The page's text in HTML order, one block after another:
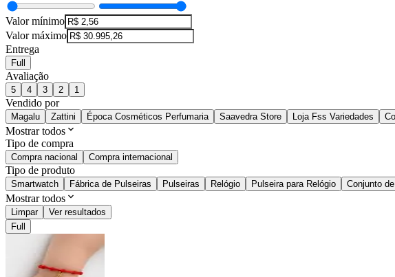
Valor mínimo
Valor máximo
Entrega
Full
Avaliação
5 4 3 2 1
Vendido por
Magalu Zattini Época Cosméticos Perfumaria Saavedra Store Loja Fss Variedades
Mostrar todos
Tipo de compra
Compra nacional Compra internacional
Tipo de produto
Smartwatch Fábrica de Pulseiras Pulseiras Relógio Pulseira para Relógio Conjunto
Mostrar todos
Limpar
Ver resultados
Full